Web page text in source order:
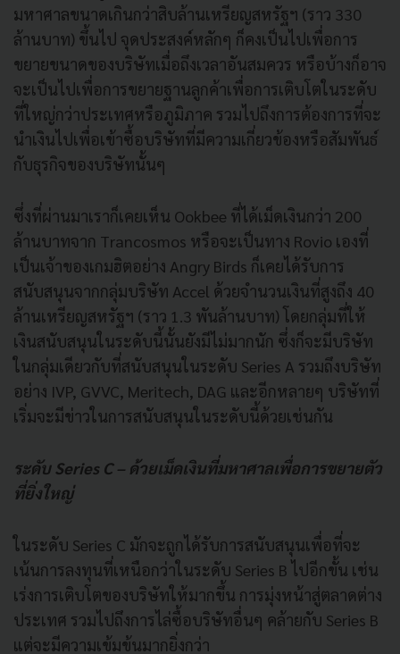
มหาศาลขนาดเกินกว่าสิบล้านเหรียญสหรัฐฯ (ราว 330
ล้านบาท) ขึ้นไป จุดประสงค์หลักๆ ก็คงเป็นไปเพื่อการ
ขยายขนาดของบริษัทเมื่อถึงเวลาอันสมควร หรือบ้างก็อาจ
จะเป็นไปเพื่อการขยายฐานลูกค้าเพื่อการเติบโตในระดับ
ที่ใหญ่กว่าประเทศหรือภูมิภาค รวมไปถึงการต้องการที่จะ
นำเงินไปเพื่อเข้าซื้อบริษัทที่มีความเกี่ยวข้องหรือสัมพันธ์
กับธุรกิจของบริษัทนั้นๆ
ซึ่งที่ผ่านมาเราก็เคยเห็น Ookbee ที่ได้เม็ดเงินกว่า 200
ล้านบาทจาก Trancosmos หรือจะเป็นทาง Rovio เองที่
เป็นเจ้าของเกมฮิตอย่าง Angry Birds ก็เคยได้รับการ
สนับสนุนจากกลุ่มบริษัท Accel ด้วยจำนวนเงินที่สูงถึง 40
ล้านเหรียญสหรัฐฯ (ราว 1.3 พันล้านบาท) โดยกลุ่มที่ให้
เงินสนับสนุนในระดับนี้นั้นยังมีไม่มากนัก ซึ่งก็จะมีบริษัท
ในกลุ่มเดียวกับที่สนับสนุนในระดับ Series A รวมถึงบริษัท
อย่าง IVP, GVVC, Meritech, DAG และอีกหลายๆ บริษัทที่
เริ่มจะมีข่าวในการสนับสนุนในระดับนี้ด้วยเช่นกัน
ระดับ Series C – ด้วยเม็ดเงินที่มหาศาลเพื่อการขยายตัว
ที่ยิ่งใหญ่
ในระดับ Series C มักจะถูกได้รับการสนับสนุนเพื่อที่จะ
เน้นการลงทุนที่เหนือกว่าในระดับ Series B ไปอีกขั้น เช่น
เร่งการเติบโตของบริษัทให้มากขึ้น การมุ่งหน้าสู่ตลาดต่าง
ประเทศ รวมไปถึงการไล่ซื้อบริษัทอื่นๆ คล้ายกับ Series B
แต่จะมีความเข้มข้นมากยิ่งกว่า